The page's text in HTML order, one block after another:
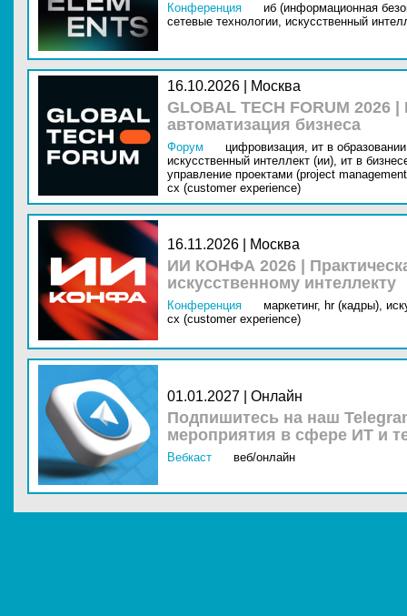
Конференция
иб (информационная
сетевые технологии, искусственный
16.10.2026 | Москва
GLOBAL TECH FORUM
автоматизация бизнеса
Форум цифровизация, ит в
искусственный интеллект (ии), ит в
управление проектами (project
cx (customer experience)
16.11.2026 | Москва
ИИ КОНФА 2026 |
искусственному интеллекту
Конференция маркетинг, hr (кадры),
cx (customer experience)
01.01.2027 | Онлайн
Подпишитесь на наш
мероприятия в сфере ИТ и
Вебкаст веб/онлайн